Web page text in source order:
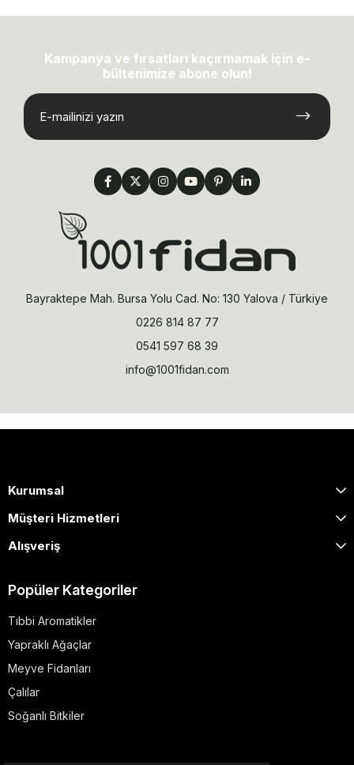
Kampanya ve fırsatları kaçırmamak için e-
bültenimize abone olun!
Bayraktepe Mah. Bursa Yolu Cad. No: 130 Yalova / Türkiye
0226 814 87 77
0541 597 68 39
info@1001fidan.com
Kurumsal
Müşteri Hizmetleri
Alışveriş
Popüler Kategoriler
Tıbbi Aromatikler
Yapraklı Ağaçlar
Meyve Fidanları
Çalılar
Soğanlı Bitkiler